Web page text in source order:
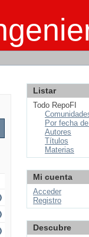
Listar
Todo RepoFI
Por fecha
Autores
Títulos
Materias
Mi cuenta
Acceder
Registro
Descubre